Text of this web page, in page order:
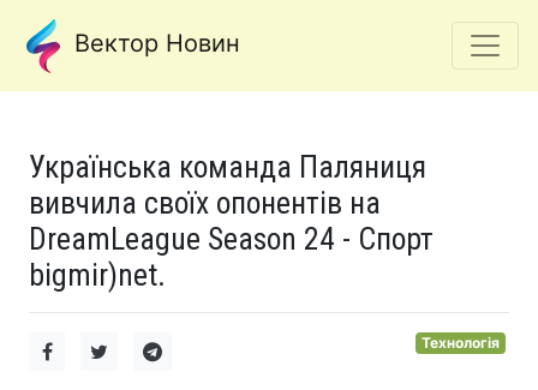
Вектор Новин
Українська команда Паляниця
вивчила своїх опонентів на
DreamLeague Season 24 - Спорт
bigmir)net.
Технологія